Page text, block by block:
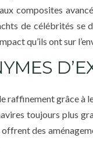
composites
de célébrités se
qu’ils ont sur
raffinement grâce à
toujours plus
des